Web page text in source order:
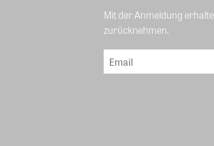
Mit der Anmeldung
zurücknehmen.